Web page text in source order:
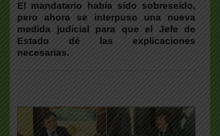
El mandatario había sido sobreseído,
pero ahora se interpuso una nueva
medida judicial para que el Jefe de
Estado dé las explicaciones
necesarias.